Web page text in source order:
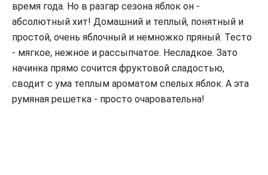
время года. Но в разгар сезона яблок он -
абсолютный хит! Домашний и теплый, понятный и
простой, очень яблочный и немножко пряный. Тесто
- мягкое, нежное и рассыпчатое. Несладкое. Зато
начинка прямо сочится фруктовой сладостью,
сводит с ума теплым ароматом спелых яблок. А эта
румяная решетка - просто очаровательна!